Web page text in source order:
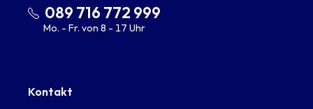
089 716 772 999
Mo. - Fr. von 8 - 17 Uhr
Kontakt